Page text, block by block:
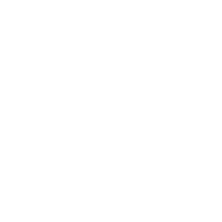
vybudoval
dodavatele